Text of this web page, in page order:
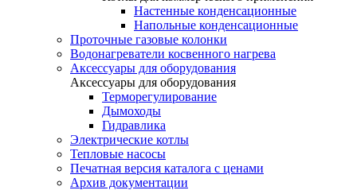
Настенные конденсационные
Напольные конденсационные
Проточные газовые колонки
Водонагреватели косвенного нагрева
Аксессуары для оборудования
Аксессуары для оборудования
Терморегулирование
Дымоходы
Гидравлика
Электрические котлы
Тепловые насосы
Печатная версия каталога с ценами
Архив документации